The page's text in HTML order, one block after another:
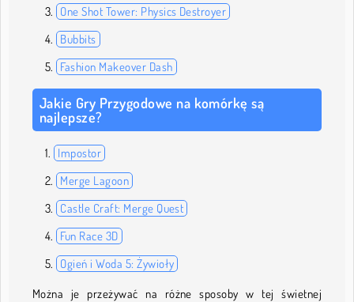
One Shot Tower: Physics Destroyer
Bubbits
Fashion Makeover Dash
Jakie Gry Przygodowe na komórkę są
najlepsze?
Impostor
Merge Lagoon
Castle Craft: Merge Quest
Fun Race 3D
Ogień i Woda 5: Żywioły
Można je przeżywać na różne sposoby w tej świetnej